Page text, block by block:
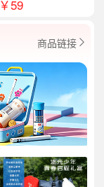
￥59
商品链接 